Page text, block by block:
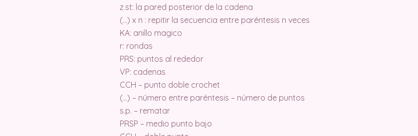
z.st: la pared posterior de la cadena
(…) x n : repitir la secuencia entre paréntesis n veces
KA: anillo magico
r: rondas
PRS: puntos al rededor
VP: cadenas
CCH – punto doble crochet
(…) – número entre paréntesis – número de puntos
s.p. – rematar
PRSP – medio punto bajo